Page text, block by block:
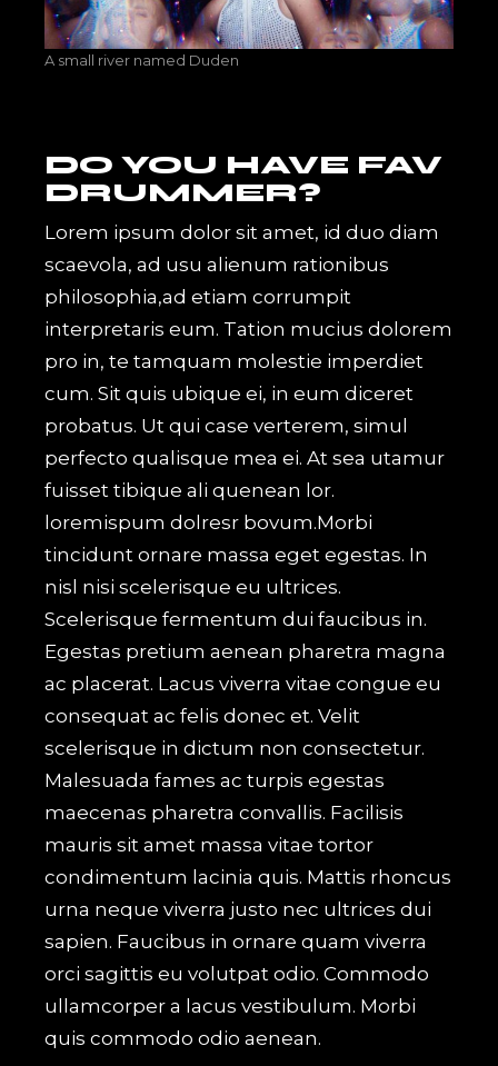
A small river named Duden
DO YOU HAVE FAV
DRUMMER?
Lorem ipsum dolor sit amet, id duo diam
scaevola, ad usu alienum rationibus
philosophia,ad etiam corrumpit
interpretaris eum. Tation mucius dolorem
pro in, te tamquam molestie imperdiet
cum. Sit quis ubique ei, in eum diceret
probatus. Ut qui case verterem, simul
perfecto qualisque mea ei. At sea utamur
fuisset tibique ali quenean lor.
loremispum dolresr bovum.Morbi
tincidunt ornare massa eget egestas. In
nisl nisi scelerisque eu ultrices.
Scelerisque fermentum dui faucibus in.
Egestas pretium aenean pharetra magna
ac placerat. Lacus viverra vitae congue eu
consequat ac felis donec et. Velit
scelerisque in dictum non consectetur.
Malesuada fames ac turpis egestas
maecenas pharetra convallis. Facilisis
mauris sit amet massa vitae tortor
condimentum lacinia quis. Mattis rhoncus
urna neque viverra justo nec ultrices dui
sapien. Faucibus in ornare quam viverra
orci sagittis eu volutpat odio. Commodo
ullamcorper a lacus vestibulum. Morbi
quis commodo odio aenean.